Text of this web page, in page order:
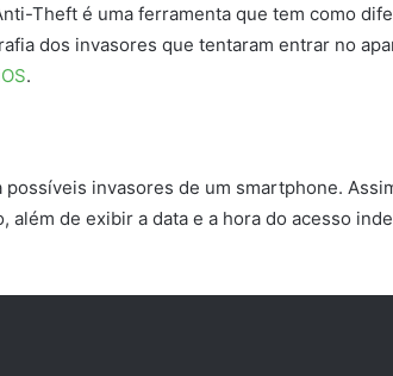
Theft é uma ferramenta que tem como
dos invasores que tentaram entrar no
.
invasores de um smartphone.
de exibir a data e a hora do acesso